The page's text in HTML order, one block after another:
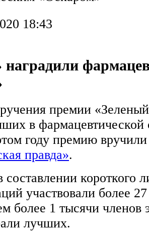
18:43
наградили
премии
в
году премию
правда».
короткого
участвовали более
более 1 тысячи членов
лучших.